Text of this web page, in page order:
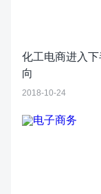
化工电商进入
向
2018-10-24